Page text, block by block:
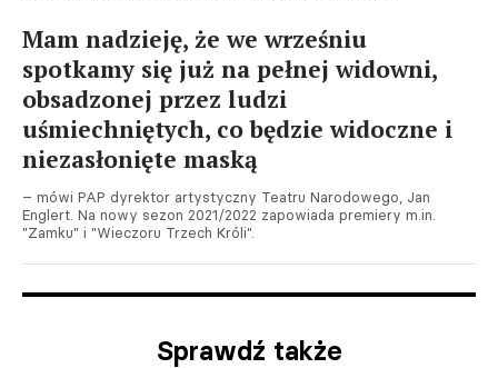
Mam nadzieję, że we wrześniu
spotkamy się już na pełnej widowni,
obsadzonej przez ludzi
uśmiechniętych, co będzie widoczne i
niezasłonięte maską
– mówi PAP dyrektor artystyczny Teatru Narodowego, Jan
Englert. Na nowy sezon 2021/2022 zapowiada premiery m.in.
"Zamku" i "Wieczoru Trzech Króli".
Sprawdź także